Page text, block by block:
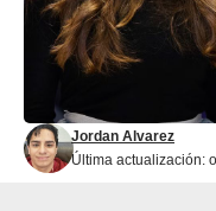
Última actualización:
Jordan Alvarez